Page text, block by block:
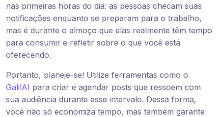
nas primeiras horas do dia: as pessoas checam suas
notificações enquanto se preparam para o trabalho,
mas é durante o almoço que elas realmente têm tempo
para consumir e refletir sobre o que você está
oferecendo.
Portanto, planeje-se! Utilize ferramentas como o
GalilAI para criar e agendar posts que ressoem com
sua audiência durante esse intervalo. Dessa forma,
você não só economiza tempo, mas também garante